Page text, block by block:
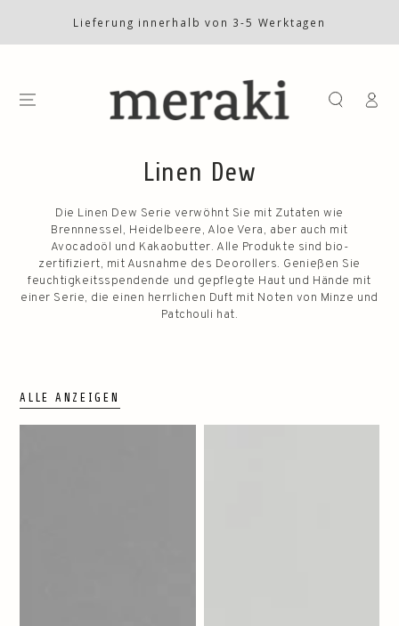
SPRINGENLieferung innerhalb von 3-5 Werktagen
Linen Dew
Die Linen Dew Serie verwöhnt Sie mit Zutaten wie
Brennnessel, Heidelbeere, Aloe Vera, aber auch mit
Avocadoöl und Kakaobutter. Alle Produkte sind bio-
zertifiziert, mit Ausnahme des Deorollers. Genießen Sie
feuchtigkeitsspendende und gepflegte Haut und Hände mit
einer Serie, die einen herrlichen Duft mit Noten von Minze und
Patchouli hat.
ALLE ANZEIGEN